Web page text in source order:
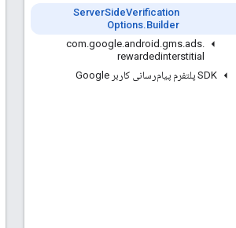
ServerSideVerification
Options.Builder
com.google.android .gms.ads.
rewardedinterstitial
SDK پلتفرم پیام‌رسانی کاربر Google